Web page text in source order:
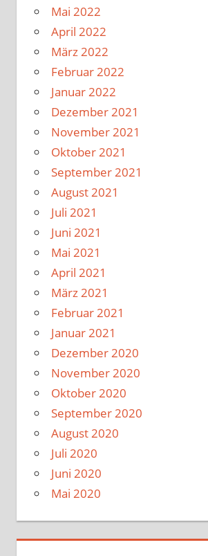
Mai 2022
April 2022
März 2022
Februar 2022
Januar 2022
Dezember 2021
November 2021
Oktober 2021
September 2021
August 2021
Juli 2021
Juni 2021
Mai 2021
April 2021
März 2021
Februar 2021
Januar 2021
Dezember 2020
November 2020
Oktober 2020
September 2020
August 2020
Juli 2020
Juni 2020
Mai 2020